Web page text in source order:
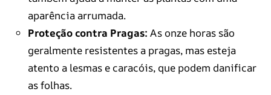
aparência arrumada.
Proteção contra Pragas: As onze horas são
geralmente resistentes a pragas, mas esteja
atento a lesmas e caracóis, que podem danificar
as folhas.